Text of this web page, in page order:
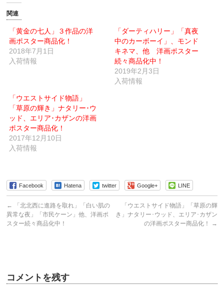
て
メ
ー
ル
で
送
信
(新
ン
ド
ウ
で
開
き
ま
す)
し
い
ウ
ィ
ン
す)
関連
「黄金の七人」３作品の洋
画ポスター商品化！
2018年7月1日
入荷情報
「ダーティハリー」「真夜
中のカーボーイ」、モンド
キネマ、他 洋画ポスター
続々商品化中！
2019年2月3日
入荷情報
「ウエストサイド物語」
「草原の輝き」ナタリー･ウ
ッド、エリア･カザンの洋画
ポスター商品化！
2017年12月10日
入荷情報
Facebook Hatena twitter Google+ LINE
←
「北北西に進路を取れ」「白い肌の
異常な夜」「市民ケーン」他、洋画ポ
スター続々商品化中！
「ウエストサイド物語」「草原の輝
き」ナタリー･ウッド、エリア･カザン
の洋画ポスター商品化！
→
コメントを残す